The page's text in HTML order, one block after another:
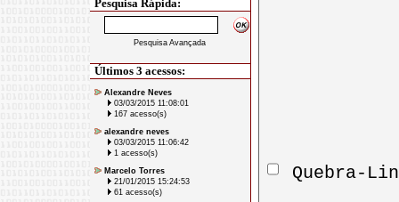
Pesquisa Rápida:
Pesquisa Avançada
Últimos 3 acessos:
Alexandre Neves
03/03/2015 11:08:01
167 acesso(s)
alexandre neves
03/03/2015 11:06:42
1 acesso(s)
Marcelo Torres
21/01/2015 15:24:53
61 acesso(s)
Quebra-